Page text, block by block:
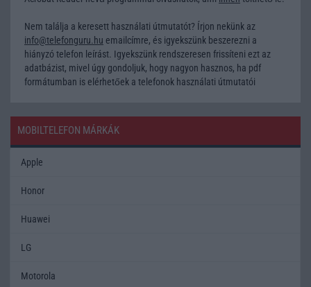
Nem találja a keresett használati útmutatót? Írjon nekünk az
info@telefonguru.hu emailcímre, és igyekszünk beszerezni a
hiányzó telefon leírást. Igyekszünk rendszeresen frissíteni ezt az
adatbázist, mivel úgy gondoljuk, hogy nagyon hasznos, ha pdf
formátumban is elérhetőek a telefonok használati útmutatói
MOBILTELEFON MÁRKÁK
Apple
Honor
Huawei
LG
Motorola